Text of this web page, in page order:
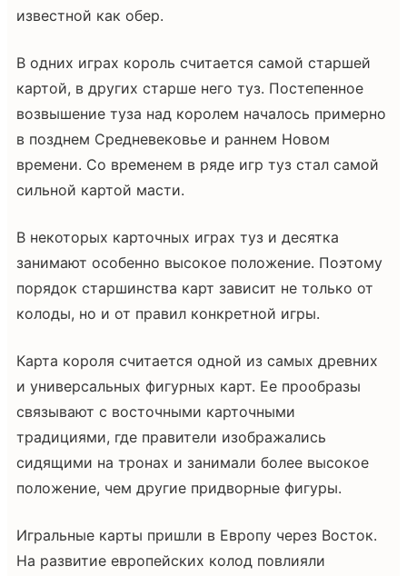
известной как обер.
В одних играх король считается самой старшей
картой, в других старше него туз. Постепенное
возвышение туза над королем началось примерно
в позднем Средневековье и раннем Новом
времени. Со временем в ряде игр туз стал самой
сильной картой масти.
В некоторых карточных играх туз и десятка
занимают особенно высокое положение. Поэтому
порядок старшинства карт зависит не только от
колоды, но и от правил конкретной игры.
Карта короля считается одной из самых древних
и универсальных фигурных карт. Ее прообразы
связывают с восточными карточными
традициями, где правители изображались
сидящими на тронах и занимали более высокое
положение, чем другие придворные фигуры.
Игральные карты пришли в Европу через Восток.
На развитие европейских колод повлияли